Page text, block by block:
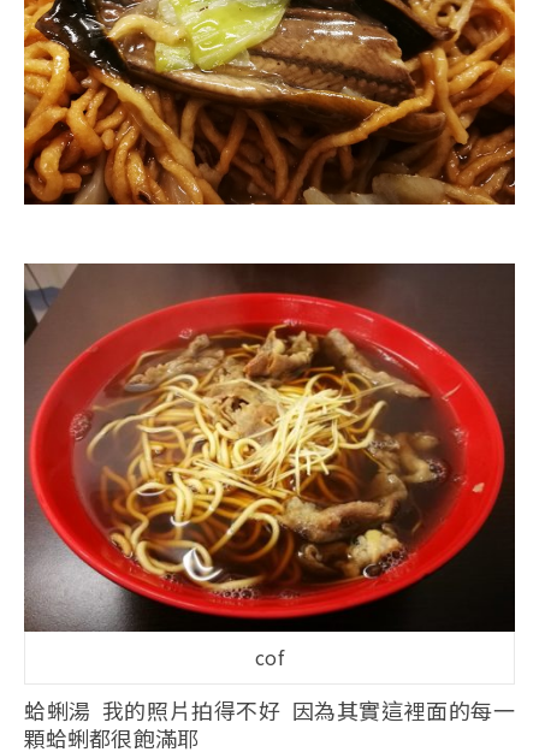
cof
蛤蜊湯 我的照片拍得不好 因為其實這裡面的每一
顆蛤蜊都很飽滿耶